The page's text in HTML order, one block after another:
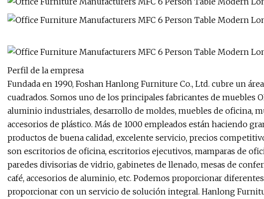
Perfil de la empresa
Fundada en 1990, Foshan Hanlong Furniture Co., Ltd. cubre un
cuadrados. Somos uno de los principales fabricantes de muebles
aluminio industriales, desarrollo de moldes, muebles de oficina,
accesorios de plástico. Más de 1000 empleados están haciendo
productos de buena calidad, excelente servicio, precios
son escritorios de oficina, escritorios ejecutivos, mamparas de
paredes divisorias de vidrio, gabinetes de llenado, mesas de
café, accesorios de aluminio, etc. Podemos proporcionar
proporcionar con un servicio de solución integral. Hanlong